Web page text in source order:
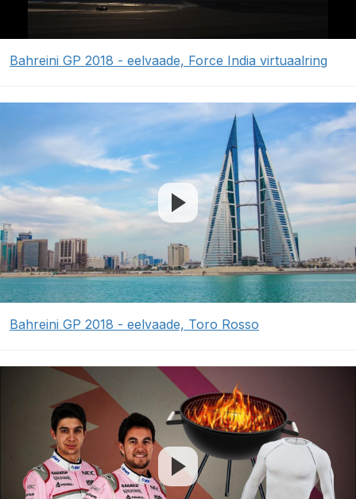
Bahreini GP 2018 - eelvaade, Force India virtuaalring
Bahreini GP 2018 - eelvaade, Toro Rosso